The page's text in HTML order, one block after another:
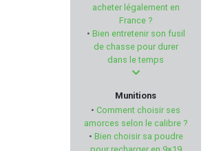
FABARM PROFESSIONNAL
ATS AMMUNITION
MARTINEZ ALBAINOX
acheter légalement en
France ?
• Bien entretenir son fusil
de chasse pour durer
dans le temps
Munitions
• Comment choisir ses
amorces selon le calibre ?
• Bien choisir sa poudre